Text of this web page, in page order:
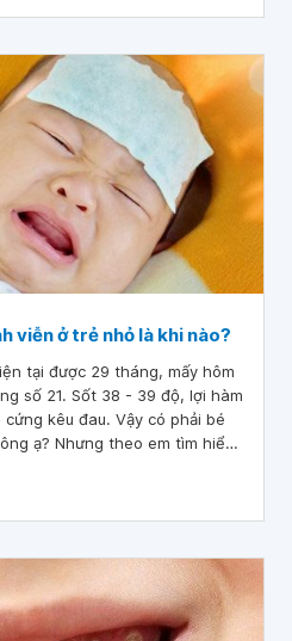
viễn ở trẻ nhỏ là khi nào?
tại được 29 tháng, mấy hôm
số 21. Sốt 38 - 39 độ, lợi hàm
kêu đau. Vậy có phải bé
ạ? Nhưng theo em tìm hiểu
gì không ạ?